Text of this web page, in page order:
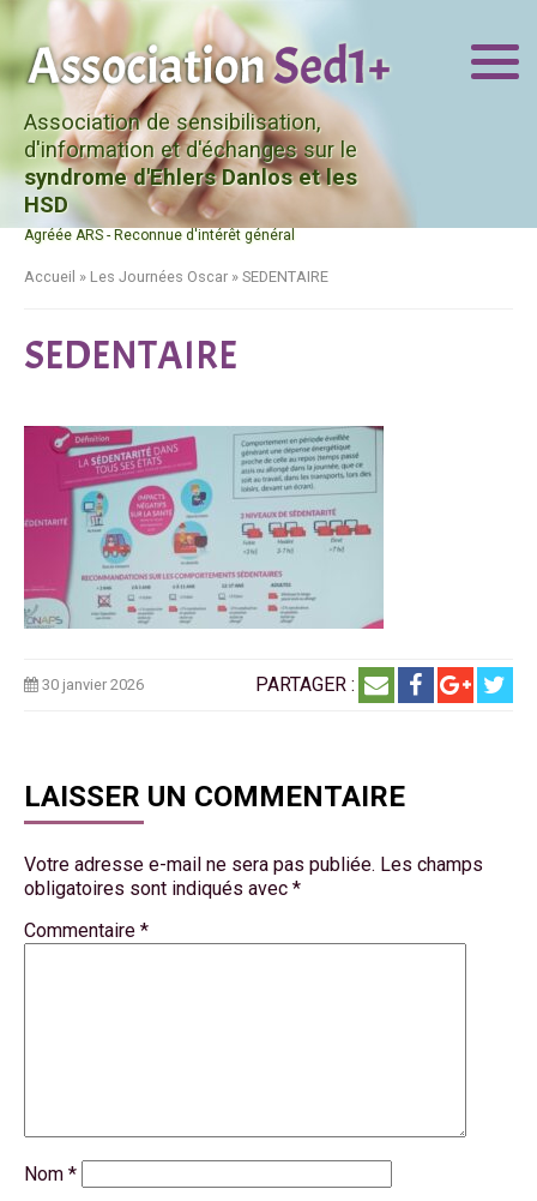
Association de sensibilisation,
d'information et d'échanges sur le
syndrome d'Ehlers Danlos et les
HSD
Agréée ARS - Reconnue d'intérêt général
Accueil » Les Journées Oscar » SEDENTAIRE
SEDENTAIRE
30 janvier 2026 PARTAGER :
LAISSER UN COMMENTAIRE
Votre adresse e-mail ne sera pas publiée. Les champs
obligatoires sont indiqués avec *
Commentaire *
Nom *